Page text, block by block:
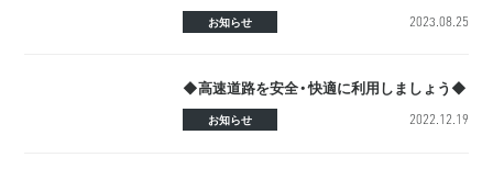
お知らせ 2023.08.25
◆高速道路を安全・快適に利用しましょう◆
お知らせ 2022.12.19